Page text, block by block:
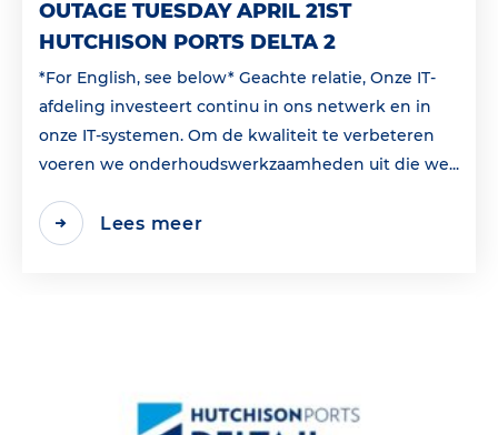
OUTAGE TUESDAY APRIL 21ST
HUTCHISON PORTS DELTA 2
*For English, see below* Geachte relatie, Onze IT-
afdeling investeert continu in ons netwerk en in
onze IT-systemen. Om de kwaliteit te verbeteren
voeren we onderhoudswerkzaamheden uit die we...
Lees meer